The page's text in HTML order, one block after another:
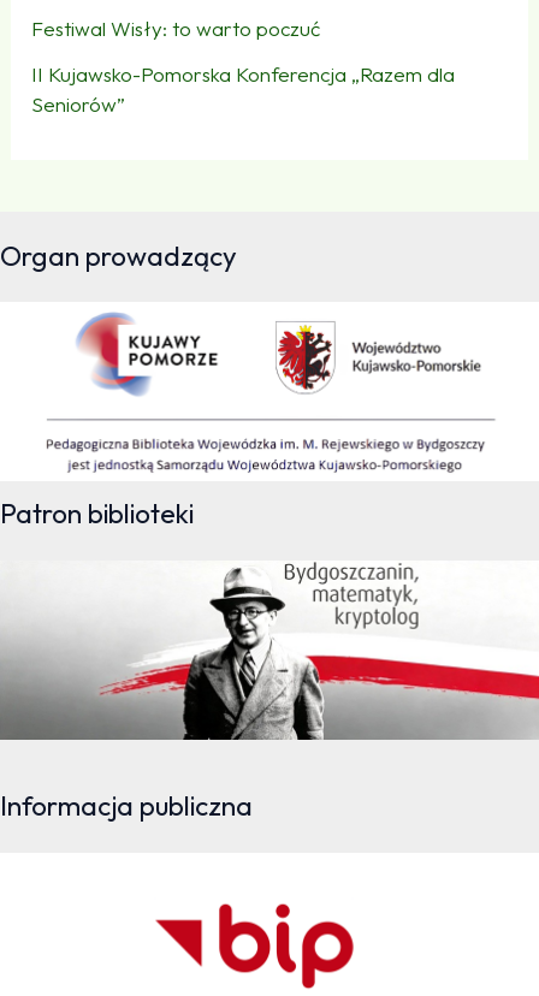
Festiwal Wisły: to warto poczuć
II Kujawsko-Pomorska Konferencja „Razem dla
Seniorów”
Organ prowadzący
Patron biblioteki
Informacja publiczna